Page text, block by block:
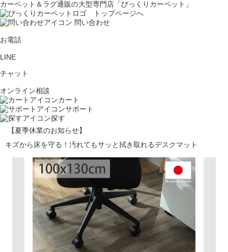
カーペット＆ラグ通販の大型専門店「びっくりカーペット」
問い合わせ
お電話
LINE
チャット
オンライン相談
カート
サポート
探す
【夏季休業のお知らせ】
キズから床を守る！汚れてもサッと拭き取れるデスクマット